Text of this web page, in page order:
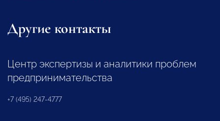
Другие контакты
Центр экспертизы и аналитики проблем
предпринимательства
+7 (495) 247-4777